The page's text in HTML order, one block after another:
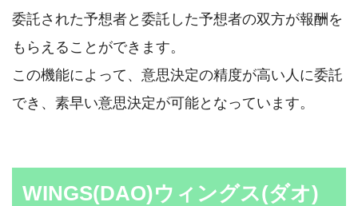
委託された予想者と委託した予想者の双方が報酬を
もらえることができます。
この機能によって、意思決定の精度が高い人に委託
でき、素早い意思決定が可能となっています。
WINGS(DAO)ウィングス(ダオ)